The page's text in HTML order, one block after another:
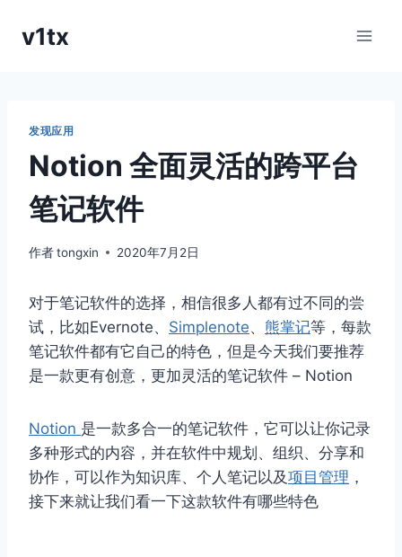
v1tx
发现应用
Notion 全面灵活的跨平台
笔记软件
作者tongxin 2020年7月2日
对于笔记软件的选择，相信很多人都有过不同的尝
试，比如Evernote、 Simplenote、 熊掌记等，每款
笔记软件都有它自己的特色，但是今天我们要推荐
是一款更有创意，更加灵活的笔记软件 – Notion
Notion 是一款多合一的笔记软件，它可以让你记录
多种形式的内容，并在软件中规划、组织、分享和
协作，可以作为知识库、个人笔记以及项目管理 ，
接下来就让我们看一下这款软件有哪些特色